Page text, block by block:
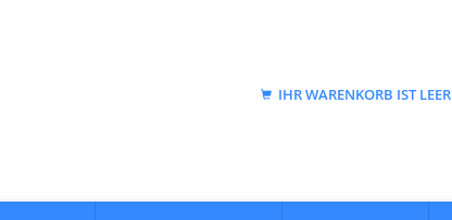
IHR WARENKORB IST LEER